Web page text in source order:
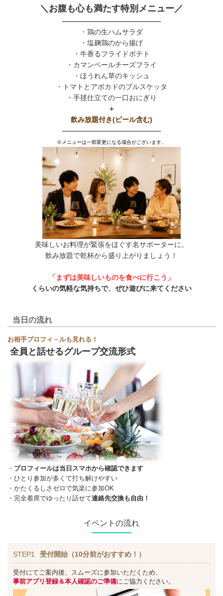
＼お腹も心も満たす特別メニュー／
──────────────────────
・鶏の生ハムサラダ
・塩麹鶏のから揚げ
・牛香るフライドポテト
・カマンベールチーズフライ
・ほうれん草のキッシュ
・トマトとアボカドのブルスケッタ
・手毬仕立ての一口おにぎり
＋
飲み放題付き(ビール含む)
──────────────────────
※メニューは一部変更になる場合がございます。
美味しいお料理が緊張をほぐす名サポーターに。
飲み放題で乾杯から盛り上がりましょう！
「まずは美味しいものを食べに行こう」
くらいの気軽な気持ちで、ぜひ遊びに来てください
当日の流れ
お相手プロフィ－ルも見れる！
全員と話せるグループ交流形式
・ プロフィールは当日スマホから確認できます
・ひとり参加が多くて打ち解けやすい
・かたくるしさゼロで気楽に参加OK
・完全着席でゆったり話せて連絡先交換も自由！
イベントの流れ
STEP1 受付開始（10分前がおすすめ！）
受付にてご案内後、スムーズに参加いただくため、
事前アプリ登録＆本人確認のご準備にご協力ください。